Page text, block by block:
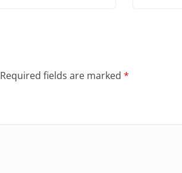
Required fields are marked *